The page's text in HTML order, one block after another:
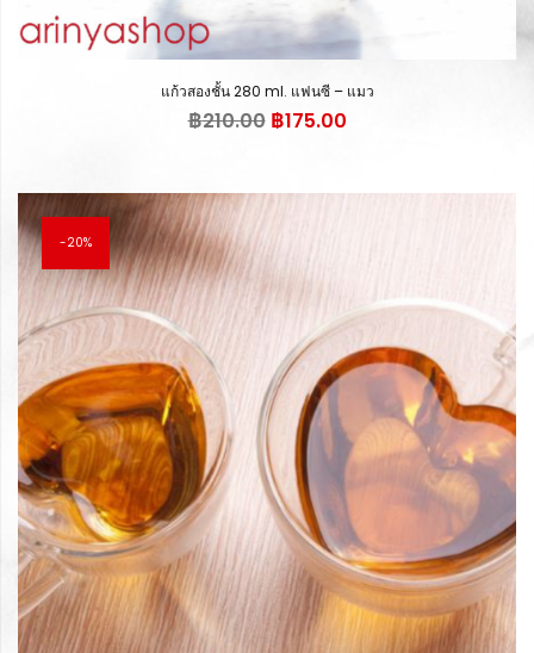
แก้วสองชั้น 280 ml. แฟนซี – แมว
฿210.00 Original
฿210.00.
฿175.00Current
฿175.00.
20%